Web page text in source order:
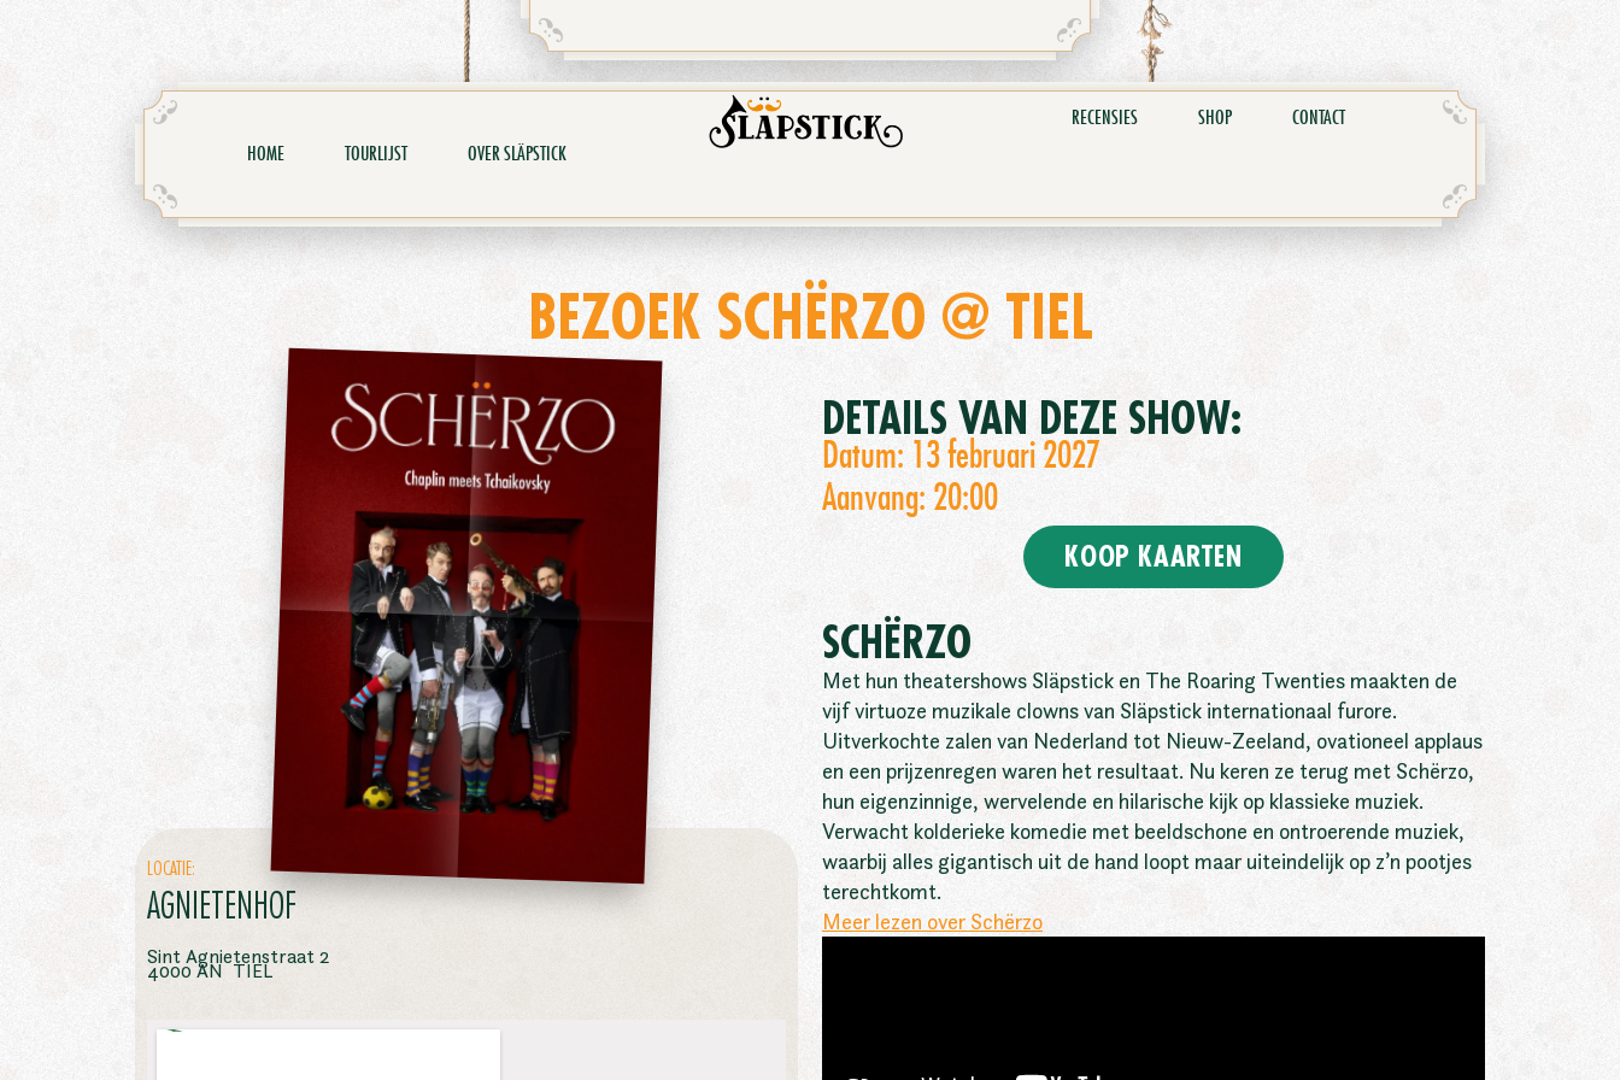
HOME TOURLIJST OVER SLÄPSTICK
RECENSIES SHOP CONTACT
BEZOEK SCHËRZO @ TIEL
DETAILS VAN DEZE SHOW:
Datum: 13 februari 2027
Aanvang: 20:00
KOOP KAARTEN
SCHËRZO
Met hun theatershows Släpstick en The Roaring Twenties maakten de
vijf virtuoze muzikale clowns van Släpstick internationaal furore.
Uitverkochte zalen van Nederland tot Nieuw-Zeeland, ovationeel applaus
en een prijzenregen waren het resultaat. Nu keren ze terug met Schërzo,
hun eigenzinnige, wervelende en hilarische kijk op klassieke muziek.
Verwacht kolderieke komedie met beeldschone en ontroerende muziek,
waarbij alles gigantisch uit de hand loopt maar uiteindelijk op z’n pootjes
terechtkomt.
Meer lezen over Schërzo
LOCATIE:
AGNIETENHOF
Sint Agnietenstraat 2
4000 AN TIEL